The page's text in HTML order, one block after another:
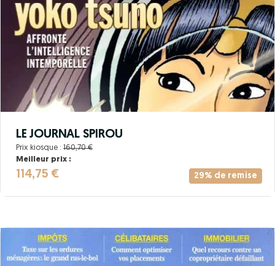
29% de remise
LE JOURNAL SPIROU
Prix kiosque : 160,70 €
Meilleur prix :
114,75 €